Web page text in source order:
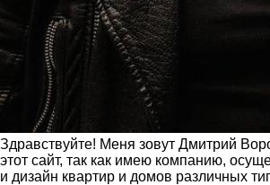
Здравствуйте! Меня зовут Дмитрий
этот сайт, так как имею компанию,
и дизайн квартир и домов различных